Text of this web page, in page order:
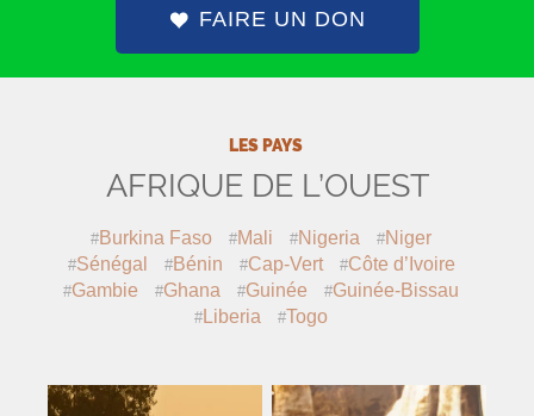
FAIRE UN DON
LES PAYS
AFRIQUE DE L’OUEST
Burkina Faso Mali Nigeria
Niger
Sénégal
Bénin Cap-Vert
Côte d’Ivoire
Gambie
Ghana Guinée
Guinée-Bissau
Liberia
Togo